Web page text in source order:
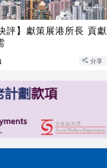
評】獻策展港所長 貢獻
分享